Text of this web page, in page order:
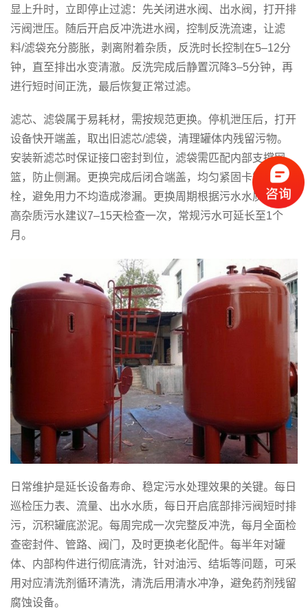
显上升时，立即停止过滤：先关闭进水阀、出水阀，打开排
污阀泄压。随后开启反冲洗进水阀，控制反洗流速，让滤
料/滤袋充分膨胀，剥离附着杂质，反洗时长控制在5–12分
钟，直至排出水变清澈。反洗完成后静置沉降3–5分钟，再
进行短时间正洗，最后恢复正常过滤。
滤芯、滤袋属于易耗材，需按规范更换。停机泄压后，打开
设备快开端盖，取出旧滤芯/滤袋，清理罐体内残留污物。
安装新滤芯时保证接口密封到位，滤袋需匹配内部支撑网
篮，防止侧漏。更换完成后闭合端盖，均匀紧固卡箍或螺
栓，避免用力不均造成渗漏。更换周期根据污水水质而定，
高杂质污水建议7–15天检查一次，常规污水可延长至1个
月。
日常维护是延长设备寿命、稳定污水处理效果的关键。每日
巡检压力表、流量、出水水质，每日开启底部排污阀短时排
污，沉积罐底淤泥。每周完成一次完整反冲洗，每月全面检
查密封件、管路、阀门，及时更换老化配件。每半年对罐
体、内部构件进行彻底清洗，针对油污、结垢等问题，可采
用对应清洗剂循环清洗，清洗后用清水冲净，避免药剂残留
腐蚀设备。